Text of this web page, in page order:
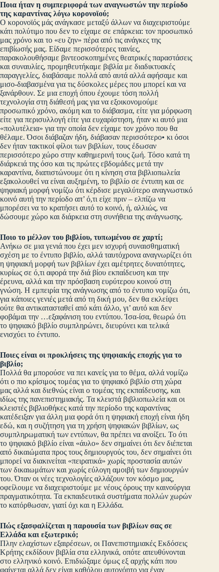
Ποια ήταν η συμπεριφορά των αναγνωστών την περίοδο
της καραντίνας λόγω κορονοϊού;
Ο κορονοϊός μάς ανάγκασε μεταξύ άλλων να διαχειριστούμε
κάτι πολύτιμο που δεν το είχαμε σε επάρκεια: τον προσωπικό
μας χρόνο και το «ευ ζην» πέρα από τις ανάγκες της
επιβίωσής μας. Είδαμε περισσότερες ταινίες,
παρακολουθήσαμε βιντεοσκοπημένες θεατρικές παραστάσεις
και συναυλίες, προμηθευτήκαμε βιβλία με διαδικτυακές
παραγγελίες, διαβάσαμε πολλά από αυτά αλλά αφήσαμε και
μισο-διαβασμένα για τις δύσκολες μέρες που μπορεί και να
ξανάρθουν. Σε μια εποχή όπου έχουμε τόση πολλή
τεχνολογία στη διάθεσή μας για να εξοικονομούμε
προσωπικό χρόνο, ακόμη και το διάβασμα, είτε για μόρφωση
είτε για περισυλλογή είτε για ευχαρίστηση, ήταν κι αυτό μια
«πολυτέλεια» για την οποία δεν είχαμε τον χρόνο που θα
θέλαμε. Όσοι διάβαζαν ήδη, διάβασαν περισσότερο• κι όσοι
δεν ήταν τακτικοί φίλοι των βιβλίων, τους έδωσαν
περισσότερο χώρο στην καθημερινή τους ζωή. Τόσο κατά τη
διάρκειά της όσο και τις πρώτες εβδομάδες μετά την
καραντίνα, διαπιστώνουμε ότι η κίνηση στα βιβλιοπωλεία
εξακολουθεί να είναι αυξημένη, το βιβλίο σε έντυπη και σε
ψηφιακή μορφή νομίζω ότι κέρδισε μεγαλύτερο αναγνωστικό
κοινό αυτή την περίοδο απ’ ό,τι είχε πριν – ελπίζω να
μπορέσει να το κρατήσει αυτό το κοινό, ή, αλλιώς, να
δώσουμε χώρο και διάρκεια στη συνήθεια της ανάγνωσης.
Ποιο το μέλλον του βιβλίου, τυπωμένου σε χαρτί;
Ανήκω σε μια γενιά που έχει μεν ισχυρή συναισθηματική
σχέση με το έντυπο βιβλίο, αλλά ταυτόχρονα αναγνωρίζει ότι
η ψηφιακή μορφή των βιβλίων έχει αμέτρητες δυνατότητες,
κυρίως σε ό,τι αφορά την διά βίου εκπαίδευση και την
έρευνα, αλλά και την πρόσβαση ευρύτερου κοινού στη
γνώση. Η εμπειρία της ανάγνωσης από το έντυπο νομίζω ότι,
για κάποιες γενιές μετά από τη δική μου, δεν θα εκλείψει
ούτε θα αντικατασταθεί από κάτι άλλο, γι’ αυτό και δεν
φοβάμαι την …εξαφάνιση του εντύπου. Ίσα-ίσα, θεωρώ ότι
το ψηφιακό βιβλίο συμπληρώνει, διευρύνει και τελικά
ενισχύει το έντυπο.
Ποιες είναι οι προκλήσεις της ψηφιακής εποχής για το
βιβλίο;
Πολλά θα μπορούσε να πει κανείς για το θέμα, αλλά νομίζω
ότι ο πιο κρίσιμος τομέας για το ψηφιακό βιβλίο στη χώρα
μας αλλά και διεθνώς είναι ο τομέας της εκπαίδευσης, και
ιδίως της πανεπιστημιακής. Τα κλειστά βιβλιοπωλεία και οι
κλειστές βιβλιοθήκες κατά την περίοδο της καραντίνας
κατέδειξαν για άλλη μια φορά ότι η ψηφιακή εποχή είναι ήδη
εδώ, και η συζήτηση για τη χρήση ψηφιακών βιβλίων, ως
συμπληρωματική των εντύπων, θα πρέπει να ανοίξει. Το ότι
το ψηφιακό βιβλίο είναι «άυλο» δεν σημαίνει ότι δεν διέπεται
από δικαιώματα προς τους δημιουργούς του, δεν σημαίνει ότι
μπορεί να διακινείται «πειρατικά» χωρίς προστασία αυτών
των δικαιωμάτων και χωρίς εύλογη αμοιβή των δημιουργών
του. Όταν οι νέες τεχνολογίες αλλάζουν τον κόσμο μας,
οφείλουμε να διαχειριστούμε με νέους όρους την καινούργια
πραγματικότητα. Τα εκπαιδευτικά συστήματα πολλών χωρών
το κατόρθωσαν, γιατί όχι και η Ελλάδα.
Πώς εξασφαλίζεται η παρουσία των βιβλίων σας σε
Ελλάδα και εξωτερικό;
Πλην ελαχίστων εξαιρέσεων, οι Πανεπιστημιακές Εκδόσεις
Κρήτης εκδίδουν βιβλία στα ελληνικά, οπότε απευθύνονται
στο ελληνικό κοινό. Επιδιώξαμε όμως εξ αρχής κάτι που
φαίνεται αλλά δεν είναι καθόλου αυτονόητο για έναν